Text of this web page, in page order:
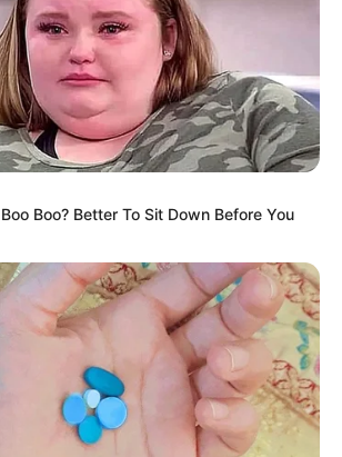
Boo? Better To Sit Down Before You